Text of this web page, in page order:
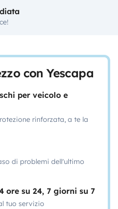
con Yescapa
per veicolo e
rinforzata, a te la
di problemi dell'ultimo
ore su 24, 7 giorni su 7
tuo servizio